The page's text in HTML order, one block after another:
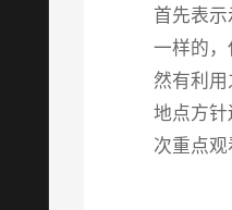
首先表
一样的
然有利
地点方
次重点